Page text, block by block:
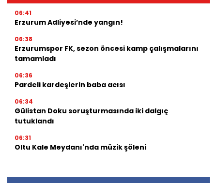
06:41
Erzurum Adliyesi’nde yangın!
06:38
Erzurumspor FK, sezon öncesi kamp çalışmalarını
tamamladı
06:36
Pardeli kardeşlerin baba acısı
06:34
Gülistan Doku soruşturmasında iki dalgıç
tutuklandı
06:31
Oltu Kale Meydanı'nda müzik şöleni